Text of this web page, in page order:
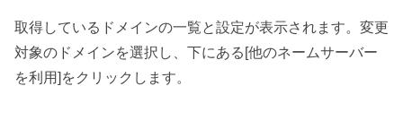
取得しているドメインの一覧と設定が表示されます。変更
対象のドメインを選択し、下にある[他のネームサーバー
を利用]をクリックします。